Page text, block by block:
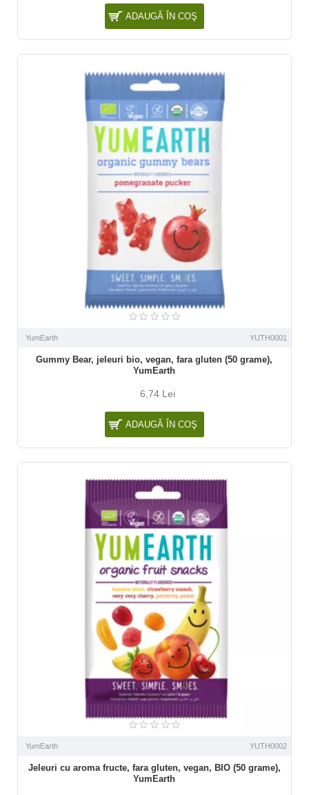
ADAUGĂ ÎN COŞ
YumEarth YUTH0001
Gummy Bear, jeleuri bio, vegan, fara gluten (50 grame),
YumEarth
6,74 Lei
ADAUGĂ ÎN COŞ
YumEarth YUTH0002
Jeleuri cu aroma fructe, fara gluten, vegan, BIO (50 grame),
YumEarth